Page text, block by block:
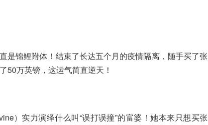
是锦鲤附体！结束了长达五个月的疫情隔离，随手买了张
万英镑，这运气简直逆天！
）实力演绎什么叫“误打误撞”的富婆！她本来只想买张